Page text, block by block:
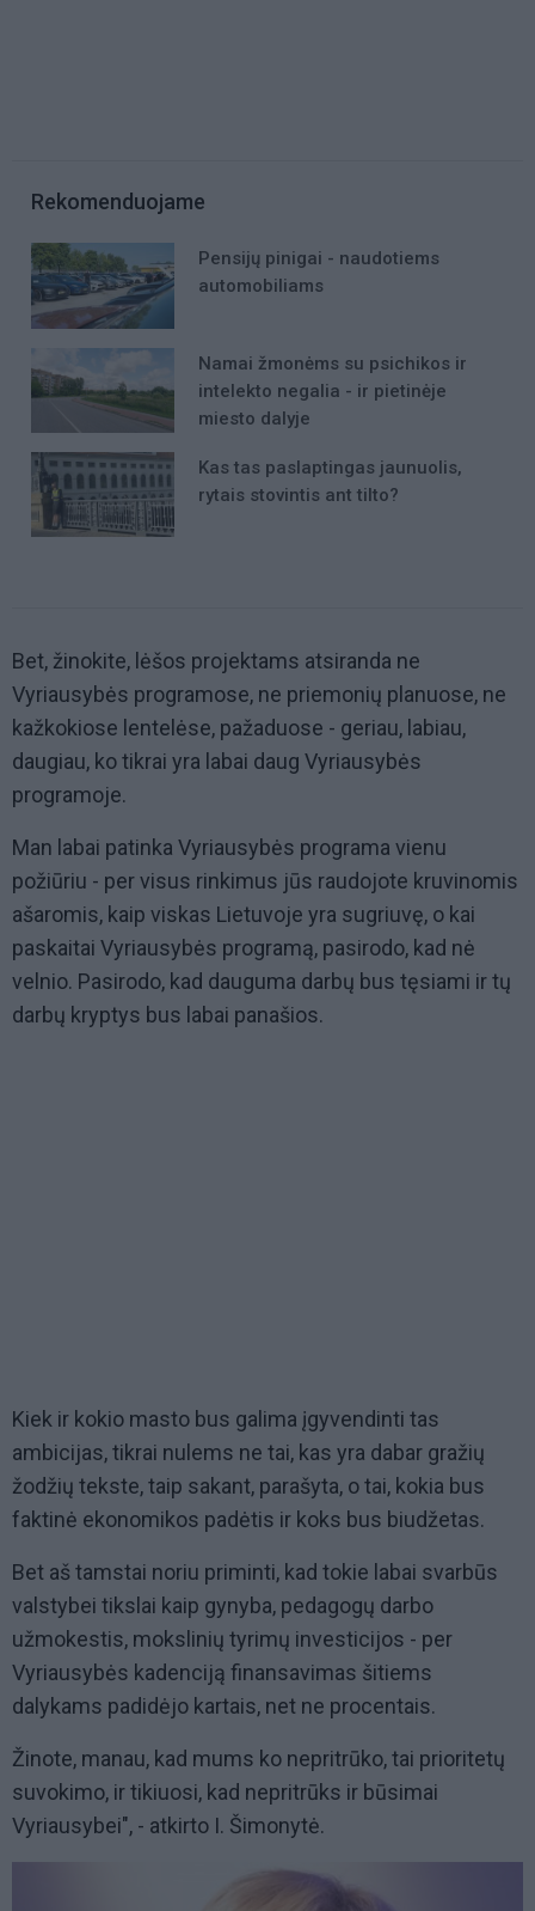
Rekomenduojame
Pensijų pinigai - naudotiems
automobiliams
Namai žmonėms su psichikos ir
intelekto negalia - ir pietinėje
miesto dalyje
Kas tas paslaptingas jaunuolis,
rytais stovintis ant tilto?
Bet, žinokite, lėšos projektams atsiranda ne
Vyriausybės programose, ne priemonių planuose, ne
kažkokiose lentelėse, pažaduose - geriau, labiau,
daugiau, ko tikrai yra labai daug Vyriausybės
programoje.
Man labai patinka Vyriausybės programa vienu
požiūriu - per visus rinkimus jūs raudojote kruvinomis
ašaromis, kaip viskas Lietuvoje yra sugriuvę, o kai
paskaitai Vyriausybės programą, pasirodo, kad nė
velnio. Pasirodo, kad dauguma darbų bus tęsiami ir tų
darbų kryptys bus labai panašios.
Kiek ir kokio masto bus galima įgyvendinti tas
ambicijas, tikrai nulems ne tai, kas yra dabar gražių
žodžių tekste, taip sakant, parašyta, o tai, kokia bus
faktinė ekonomikos padėtis ir koks bus biudžetas.
Bet aš tamstai noriu priminti, kad tokie labai svarbūs
valstybei tikslai kaip gynyba, pedagogų darbo
užmokestis, mokslinių tyrimų investicijos - per
Vyriausybės kadenciją finansavimas šitiems
dalykams padidėjo kartais, net ne procentais.
Žinote, manau, kad mums ko nepritrūko, tai prioritetų
suvokimo, ir tikiuosi, kad nepritrūks ir būsimai
Vyriausybei", - atkirto I. Šimonytė.